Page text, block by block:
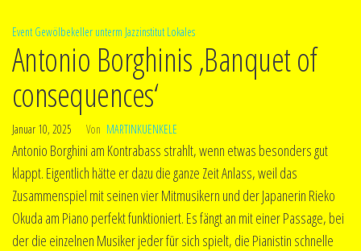
Event Gewölbekeller unterm Jazzinstitut Lokales
Antonio Borghinis ‚Banquet of
consequences‘
Januar 10, 2025 Von MARTINKUENKELE
Antonio Borghini am Kontrabass strahlt, wenn etwas besonders gut
klappt. Eigentlich hätte er dazu die ganze Zeit Anlass, weil das
Zusammenspiel mit seinen vier Mitmusikern und der Japanerin Rieko
Okuda am Piano perfekt funktioniert. Es fängt an mit einer Passage, bei
der die einzelnen Musiker jeder für sich spielt, die Pianistin schnelle